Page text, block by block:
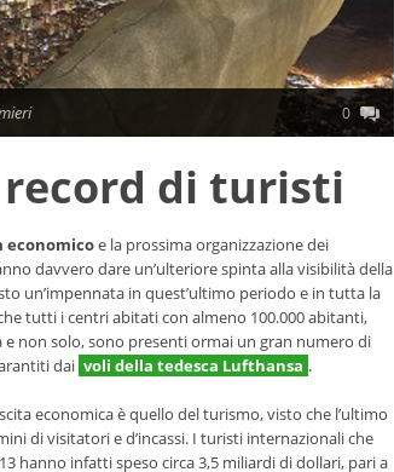
0
di turisti
economicoe la prossima organizzazione dei
davvero dare un’ulteriore spinta alla visibilità della
un’impennata in quest’ultimo periodo e in tutta la
tutti i centri abitati con almeno 100.000 abitanti,
e non solo, sono presenti ormai un gran numero di
dai voli della tedesca Lufthansa .
economica è quello del turismo, visto che l’ultimo
di visitatori e d’incassi. I turisti internazionali che
hanno infatti speso circa 3,5 miliardi di dollari, pari a